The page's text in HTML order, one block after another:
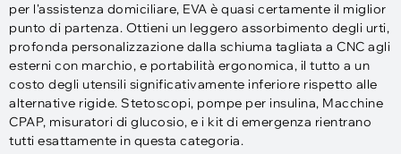
per l'assistenza domiciliare, EVA è quasi certamente il miglior
punto di partenza. Ottieni un leggero assorbimento degli urti,
profonda personalizzazione dalla schiuma tagliata a CNC agli
esterni con marchio, e portabilità ergonomica, il tutto a un
costo degli utensili significativamente inferiore rispetto alle
alternative rigide. Stetoscopi, pompe per insulina, Macchine
CPAP, misuratori di glucosio, e i kit di emergenza rientrano
tutti esattamente in questa categoria.